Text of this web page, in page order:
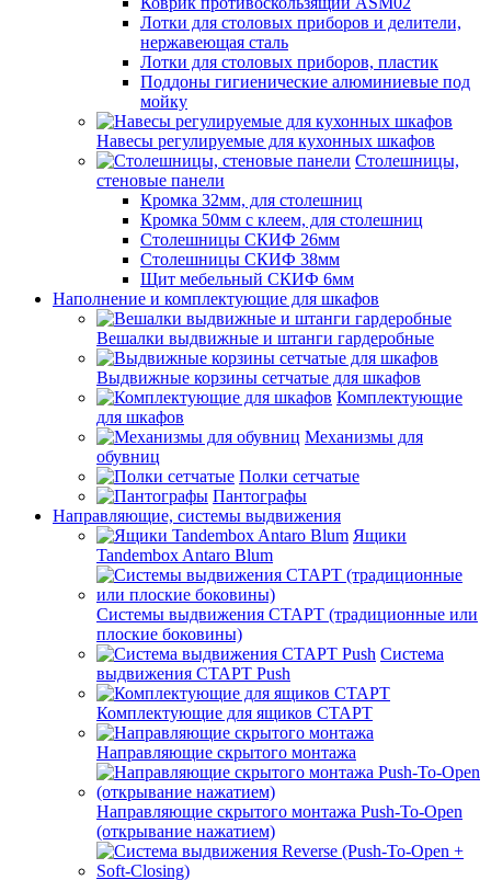
Лотки для столовых приборов и делители,
нержавеющая сталь
Лотки для столовых приборов, пластик
Поддоны гигиенические алюминиевые под
мойку
Навесы регулируемые для кухонных шкафов
Столешницы,
стеновые панели
Кромка 32мм, для столешниц
Кромка 50мм с клеем, для столешниц
Столешницы СКИФ 26мм
Столешницы СКИФ 38мм
Щит мебельный СКИФ 6мм
Наполнение и комплектующие для шкафов
Вешалки выдвижные и штанги гардеробные
Выдвижные корзины сетчатые для шкафов
Комплектующие
для шкафов
Механизмы для
обувниц
Полки сетчатые
Пантографы
Направляющие, системы выдвижения
Ящики
Tandembox Antaro Blum
Системы выдвижения СТАРТ (традиционные или
плоские боковины)
Система
выдвижения СТАРТ Push
Комплектующие для ящиков СТАРТ
Направляющие скрытого монтажа
Направляющие скрытого монтажа Push-To-Open
(открывание нажатием)